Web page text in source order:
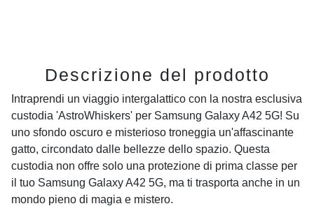
Descrizione del prodotto
Intraprendi un viaggio intergalattico con la nostra esclusiva
custodia 'AstroWhiskers' per Samsung Galaxy A42 5G! Su
uno sfondo oscuro e misterioso troneggia un'affascinante
gatto, circondato dalle bellezze dello spazio. Questa
custodia non offre solo una protezione di prima classe per
il tuo Samsung Galaxy A42 5G, ma ti trasporta anche in un
mondo pieno di magia e mistero.